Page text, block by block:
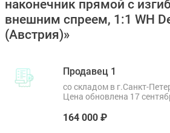
наконечник прямой с
внешним спреем, 1:1 WH
(Австрия)»
Продавец 1
со складом в г.Санкт-
Цена обновлена 17
164 000 ₽